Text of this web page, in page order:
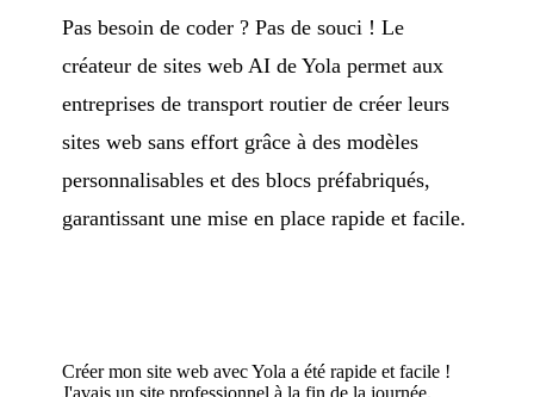
Pas besoin de coder ? Pas de souci ! Le
créateur de sites web AI de Yola permet aux
entreprises de transport routier de créer leurs
sites web sans effort grâce à des modèles
personnalisables et des blocs préfabriqués,
garantissant une mise en place rapide et facile.
Créer mon site web avec Yola a été rapide et facile !
J'avais un site professionnel à la fin de la journée.